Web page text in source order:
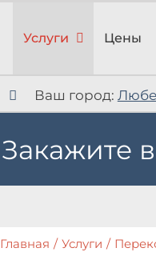
Услуги Цены
Ваш город:
Закажите
Главная / Услуги /